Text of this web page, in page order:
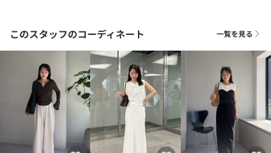
このスタッフのコーディネート 一覧を見る